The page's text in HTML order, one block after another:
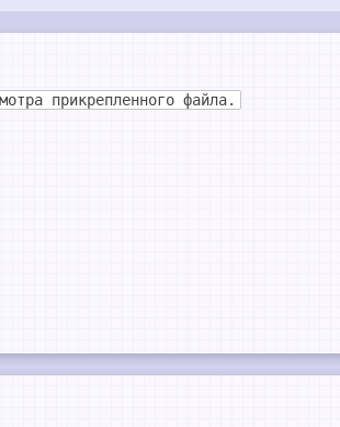
прикрепленного файла.